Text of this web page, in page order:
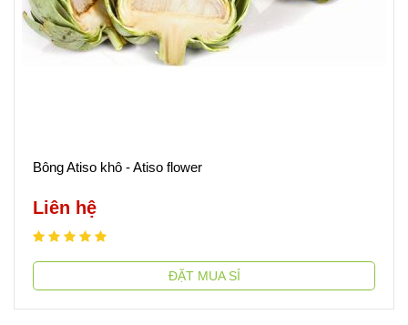
Bông Atiso khô - Atiso flower
Liên hệ
ĐẶT MUA SỈ